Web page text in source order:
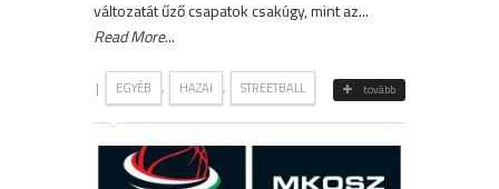
változatát űző csapatok csakúgy, mint az...
Read More...
| EGYÉB , HAZAI , STREETBALL tovább